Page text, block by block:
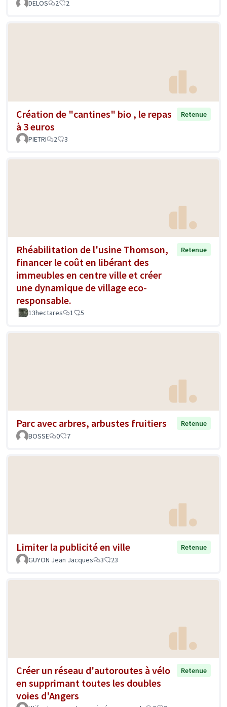
DELOS 2 2
Création de "cantines" bio , le repas
à 3 euros
Retenue
PIETRI 2 3
Rhéabilitation de l'usine Thomson,
financer le coût en libérant des
immeubles en centre ville et créer
une dynamique de village eco-
responsable.
Retenue
13hectares 1 5
Parc avec arbres, arbustes fruitiers
Retenue
BOSSE
0 7
Limiter la publicité en ville
Retenue
GUYON Jean Jacques
3 23
Créer un réseau d'autoroutes à vélo
en supprimant toutes les doubles
voies d'Angers
Retenue